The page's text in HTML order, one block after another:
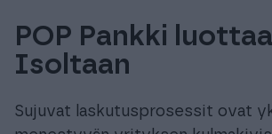
POP Pankki
Isoltaan
Sujuvat laskutusprosessit ovat